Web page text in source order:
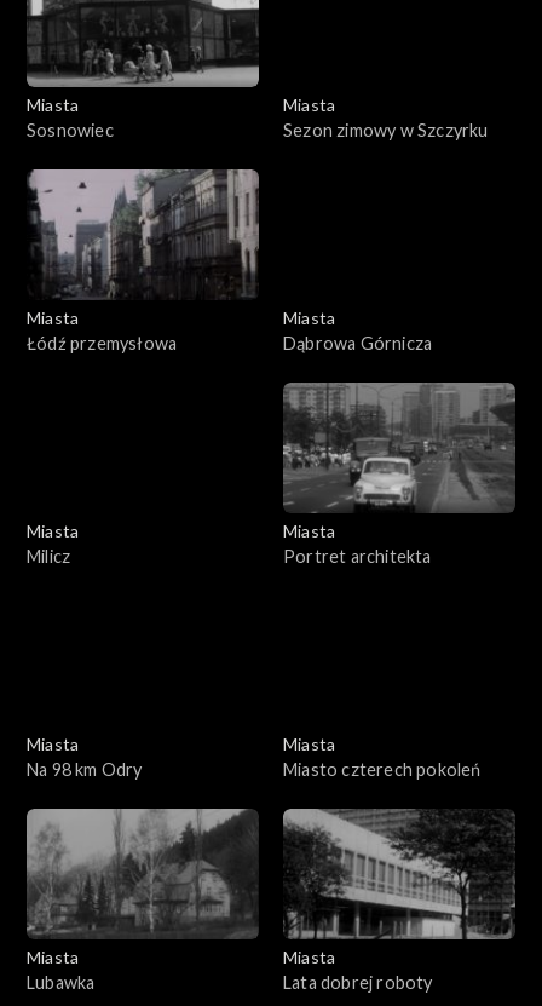
Miasta
Sosnowiec
Miasta
Sezon zimowy w Szczyrku
Miasta
Łódź przemysłowa
Miasta
Dąbrowa Górnicza
Miasta
Milicz
Miasta
Portret architekta
Miasta
Na 98 km Odry
Miasta
Miasto czterech pokoleń
Miasta
Lubawka
Miasta
Lata dobrej roboty